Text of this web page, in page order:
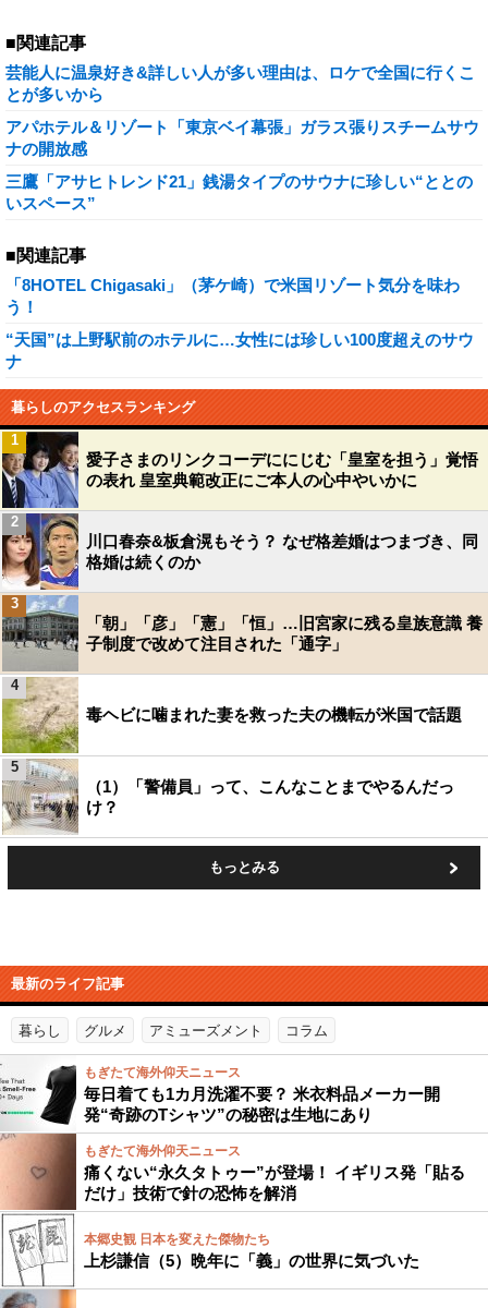
■関連記事
芸能人に温泉好き&詳しい人が多い理由は、ロケで全国に行くこ
とが多いから
アパホテル＆リゾート「東京ベイ幕張」ガラス張りスチームサウ
ナの開放感
三鷹「アサヒトレンド21」銭湯タイプのサウナに珍しい“ととの
いスペース”
■関連記事
「8HOTEL Chigasaki」（茅ケ崎）で米国リゾート気分を味わ
う！
“天国”は上野駅前のホテルに…女性には珍しい100度超えのサウ
ナ
暮らしのアクセスランキング
愛子さまのリンクコーデににじむ「皇室を担う」覚悟
の表れ 皇室典範改正にご本人の心中やいかに
1
川口春奈&板倉滉もそう？ なぜ格差婚はつまづき、同
格婚は続くのか
2
「朝」「彦」「憲」「恒」…旧宮家に残る皇族意識 養
子制度で改めて注目された「通字」
3
毒ヘビに噛まれた妻を救った夫の機転が米国で話題
4
（1）「警備員」って、こんなことまでやるんだっ
け？
5
もっとみる
最新のライフ記事
暮らし グルメ アミューズメント コラム
もぎたて海外仰天ニュース
毎日着ても1カ月洗濯不要？ 米衣料品メーカー開
発“奇跡のTシャツ”の秘密は生地にあり
もぎたて海外仰天ニュース
痛くない“永久タトゥー”が登場！ イギリス発「貼る
だけ」技術で針の恐怖を解消
本郷史観 日本を変えた傑物たち
上杉謙信（5）晩年に「義」の世界に気づいた